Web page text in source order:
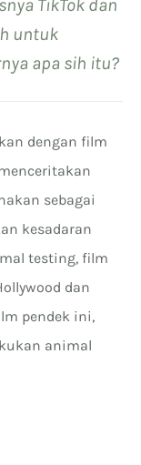
TikTok dan
untuk
apa sih itu?
dengan film
sebagai
kesadaran
testing, film
dan
pendek ini,
animal